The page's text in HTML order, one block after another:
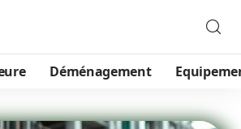
Déménagement